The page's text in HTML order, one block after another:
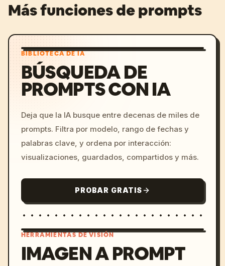
Más funciones de prompts
BIBLIOTECA DE IA
BÚSQUEDA DE
PROMPTS CON IA
Deja que la IA busque entre decenas de miles de
prompts. Filtra por modelo, rango de fechas y
palabras clave, y ordena por interacción:
visualizaciones, guardados, compartidos y más.
PROBAR GRATIS
HERRAMIENTAS DE VISIÓN
IMAGEN A PROMPT